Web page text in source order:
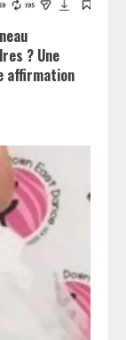
? Une
affirmation